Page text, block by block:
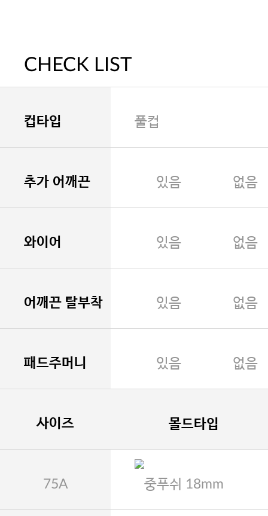
CHECK LIST
컵타입 풀컵
추가 어깨끈 있음 없음
와이어 있음 없음
어깨끈 탈부착 있음 없음
패드주머니 있음 없음
사이즈 몰드타입
75A 중푸쉬 18mm